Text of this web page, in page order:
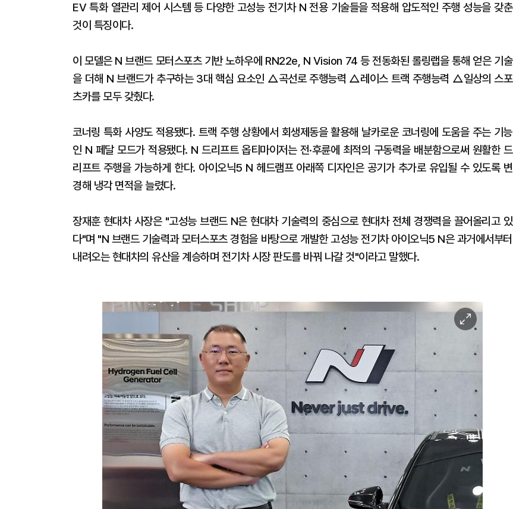
EV 특화 열관리 제어 시스템 등 다양한 고성능 전기차 N 전용 기술들을 적용해 압도적인 주행 성능을 갖춘
것이 특징이다.
이 모델은 N 브랜드 모터스포츠 기반 노하우에 RN22e, N Vision 74 등 전동화된 롤링랩을 통해 얻은 기술
을 더해 N 브랜드가 추구하는 3대 핵심 요소인 △곡선로 주행능력 △레이스 트랙 주행능력 △일상의 스포
츠카를 모두 갖췄다.
코너링 특화 사양도 적용됐다. 트랙 주행 상황에서 회생제동을 활용해 날카로운 코너링에 도움을 주는 기능
인 N 페달 모드가 적용됐다. N 드리프트 옵티마이저는 전·후륜에 최적의 구동력을 배분함으로써 원활한 드
리프트 주행을 가능하게 한다. 아이오닉5 N 헤드램프 아래쪽 디자인은 공기가 추가로 유입될 수 있도록 변
경해 냉각 면적을 늘렸다.
장재훈 현대차 사장은 "고성능 브랜드 N은 현대차 기술력의 중심으로 현대차 전체 경쟁력을 끌어올리고 있
다"며 "N 브랜드 기술력과 모터스포츠 경험을 바탕으로 개발한 고성능 전기차 아이오닉5 N은 과거에서부터
내려오는 현대차의 유산을 계승하며 전기차 시장 판도를 바꿔 나갈 것"이라고 말했다.
이
미
확